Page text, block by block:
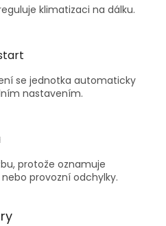
klimatizaci na dálku.
se jednotka automaticky
nastavením.
protože oznamuje
provozní odchylky.